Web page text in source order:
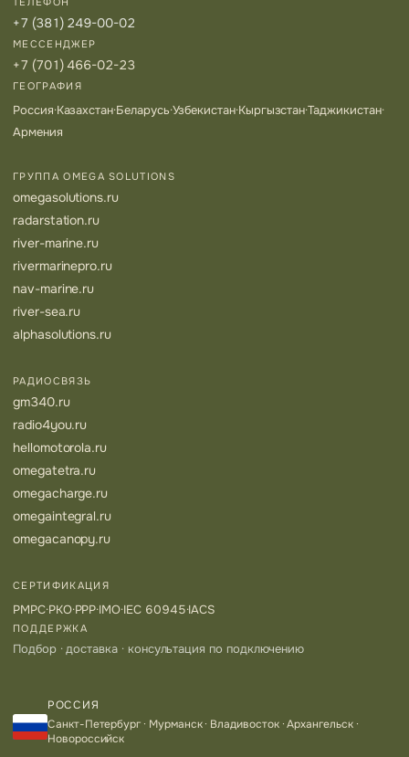
+7 (381) 249-00-02
МЕССЕНДЖЕР
+7 (701) 466-02-23
ГЕОГРАФИЯ
Россия·Казахстан·Беларусь·Узбекистан·Кыргызстан·Таджикистан·
Армения
ГРУППА OMEGA SOLUTIONS
omegasolutions.ru
radarstation.ru
river-marine.ru
rivermarinepro.ru
nav-marine.ru
river-sea.ru
alphasolutions.ru
РАДИОСВЯЗЬ
gm340.ru
radio4you.ru
hellomotorola.ru
omegatetra.ru
omegacharge.ru
omegaintegral.ru
omegacanopy.ru
СЕРТИФИКАЦИЯ
РМРС·РКО·РРР·IMO·IEC 60945·IACS
ПОДДЕРЖКА
Подбор · доставка · консультация по подключению
РОССИЯ
Санкт-Петербург · Мурманск · Владивосток · Архангельск ·
Новороссийск